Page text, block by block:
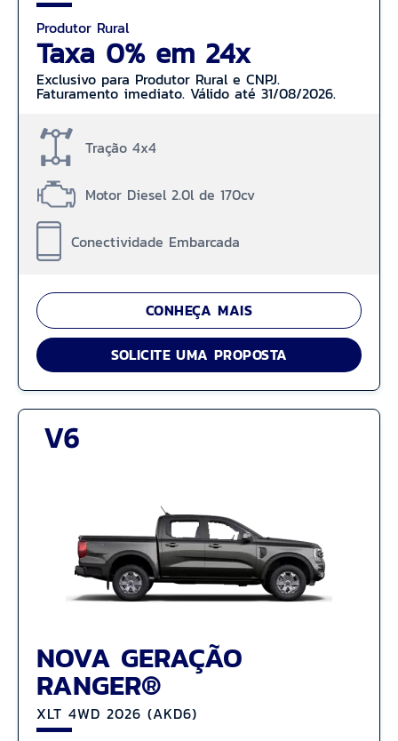
Produtor Rural
Taxa 0% em 24x
Exclusivo para Produtor Rural e CNPJ.
Faturamento imediato. Válido até 31/08/2026.
Tração 4x4
Motor Diesel 2.0l de 170cv
Conectividade Embarcada
CONHEÇA MAIS
SOLICITE UMA PROPOSTA
NOVA GERAÇÃO
RANGER®
XLT 4WD 2026 (AKD6)